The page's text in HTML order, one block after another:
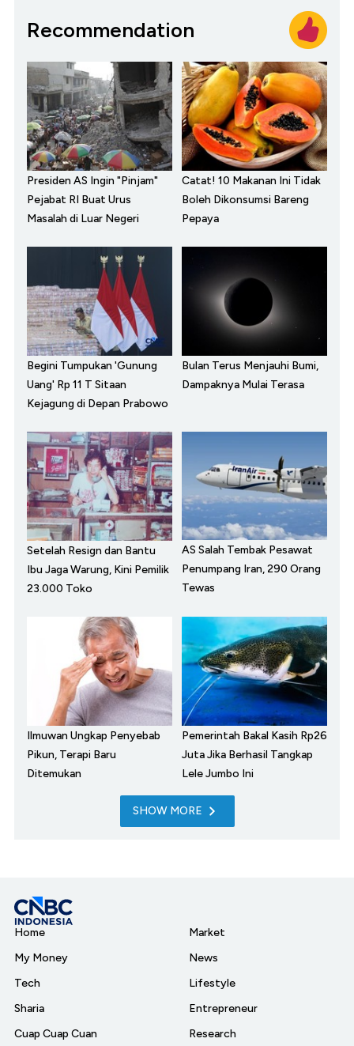
Recommendation
Presiden AS Ingin "Pinjam"
Pejabat RI Buat Urus
Masalah di Luar Negeri
Catat! 10 Makanan Ini Tidak
Boleh Dikonsumsi Bareng
Pepaya
Begini Tumpukan 'Gunung
Uang' Rp 11 T Sitaan
Kejagung di Depan Prabowo
Bulan Terus Menjauhi Bumi,
Dampaknya Mulai Terasa
Setelah Resign dan Bantu
Ibu Jaga Warung, Kini Pemilik
23.000 Toko
AS Salah Tembak Pesawat
Penumpang Iran, 290 Orang
Tewas
Ilmuwan Ungkap Penyebab
Pikun, Terapi Baru
Ditemukan
Pemerintah Bakal Kasih Rp26
Juta Jika Berhasil Tangkap
Lele Jumbo Ini
SHOW MORE
Home
My Money
Tech
Sharia
Cuap Cuap Cuan
Market
News
Lifestyle
Entrepreneur
Research